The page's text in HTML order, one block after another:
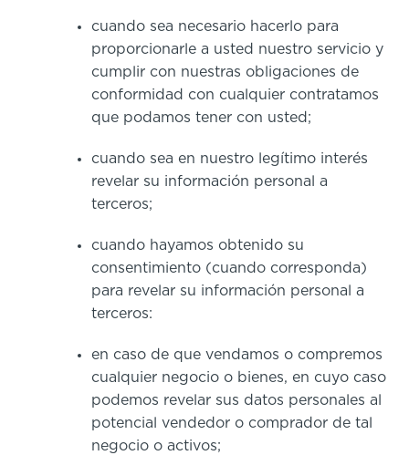
cuando sea necesario hacerlo para
proporcionarle a usted nuestro servicio y
cumplir con nuestras obligaciones de
conformidad con cualquier contratamos
que podamos tener con usted;
cuando sea en nuestro legítimo interés
revelar su información personal a
terceros;
cuando hayamos obtenido su
consentimiento (cuando corresponda)
para revelar su información personal a
terceros:
en caso de que vendamos o compremos
cualquier negocio o bienes, en cuyo caso
podemos revelar sus datos personales al
potencial vendedor o comprador de tal
negocio o activos;